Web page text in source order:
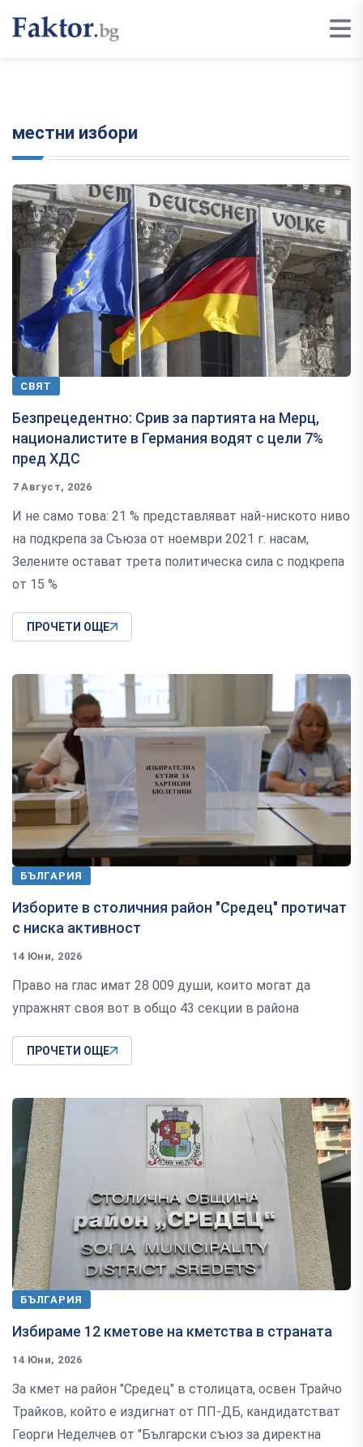
местни избори
СВЯТ
Безпрецедентно: Срив за партията на Мерц,
националистите в Германия водят с цели 7%
пред ХДС
7 Август, 2026
И не само това: 21 % представляват най-ниското ниво
на подкрепа за Съюза от ноември 2021 г. насам,
Зелените остават трета политическа сила с подкрепа
от 15 %
ПРОЧЕТИ ОЩЕ
БЪЛГАРИЯ
Изборите в столичния район "Средец" протичат
с ниска активност
14 Юни, 2026
Право на глас имат 28 009 души, които могат да
упражнят своя вот в общо 43 секции в района
ПРОЧЕТИ ОЩЕ
БЪЛГАРИЯ
Избираме 12 кметове на кметства в страната
14 Юни, 2026
За кмет на район "Средец" в столицата, освен Трайчо
Трайков, който е издигнат от ПП-ДБ, кандидатстват
Георги Неделчев от "Български съюз за директна